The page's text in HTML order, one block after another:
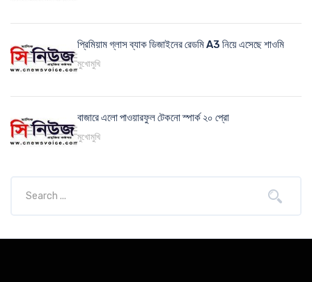
প্রিমিয়াম গ্লাস ব্যাক ডিজাইনের রেডমি A3 নিয়ে এসেছে শাওমি
মুখোমুখি
বাজারে এলো পাওয়ারফুল টেকনো স্পার্ক ২০ প্রো
মুখোমুখি